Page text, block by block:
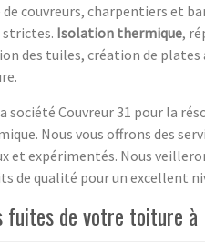
couvreurs, charpentiers et
strictes. Isolation thermique,
des tuiles, création de plates
société Couvreur 31 pour la
Nous vous offrons des
et expérimentés. Nous
de qualité pour un excellent
de votre toiture à